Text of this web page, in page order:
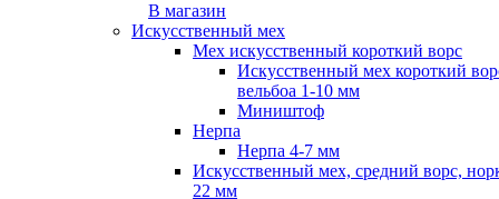
В магазин
Искусственный мех
Мех искусственный короткий ворс
Искусственный мех короткий
вельбоа 1-10 мм
Миништоф
Нерпа
Нерпа 4-7 мм
Искусственный мех, средний ворс,
22 мм